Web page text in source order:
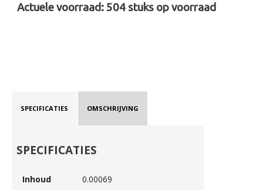
Actuele voorraad:504 stuks op voorraad
SPECIFICATIES OMSCHRIJVING
SPECIFICATIES
Inhoud 0.00069